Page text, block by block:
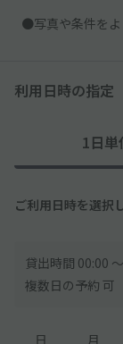
●写真や条件をよ
利用日時の指定
1日単
ご利用日時を選択
貸出時間 00:00
複数日の予約 可
日 月